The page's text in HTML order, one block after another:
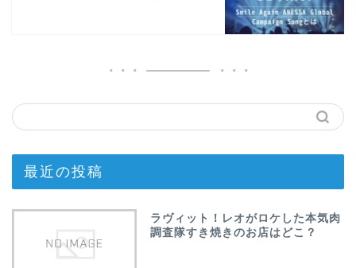
最近の投稿
ラヴィット！レオがロケした本気肉
調査隊すき焼きのお店はどこ？